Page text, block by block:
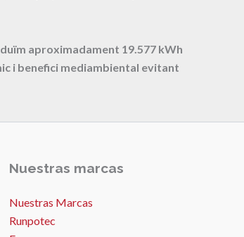
aproximadament 19.577 kWh
i benefici mediambiental evitant
Nuestras marcas
Nuestras Marcas
Runpotec